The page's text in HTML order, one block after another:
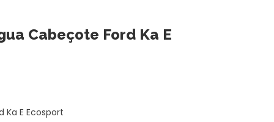
Cabeçote Ford Ka E
E Ecosport